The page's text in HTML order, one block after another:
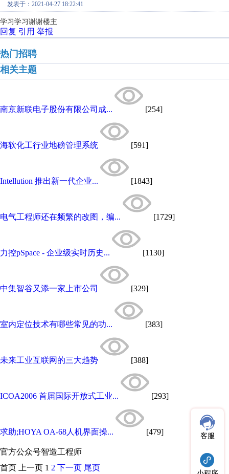
发表于：2021-04-27 18:22:41
学习学习 谢谢楼主
回复 引用 举报
热门招聘
相关主题
南京新联电子股份有限公司成... [254]
海软化工行业地磅管理系统 [591]
Intellution 推出新一代企业... [1843]
电气工程师还在频繁的改图，编... [1729]
力控pSpace - 企业级实时历史... [1130]
中集智谷又添一家上市公司 [329]
室内定位技术有哪些常见的功... [383]
未来工业互联网的三大趋势 [388]
ICOA2006 首届国际开放式工业... [293]
求助;HOYA OA-68人机界面操... [479]
官方公众号智造工程师
客服
首页 上一页 1 2 下一页 尾页